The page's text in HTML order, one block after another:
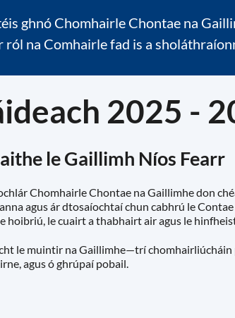
ghnó Chomhairle Chontae na
ról na Comhairle fad is a
2025 -
le Gaillimh Níos Fearr
Chomhairle Chontae na Gaillimhe don
agus ár dtosaíochtaí chun cabhrú le
hoibriú, le cuairt a thabhairt air agus le
le muintir na Gaillimhe—trí chomhairliúcháin
agus ó ghrúpaí pobail.